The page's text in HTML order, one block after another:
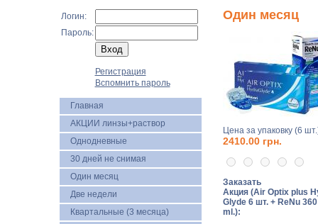
Логин:
Пароль:
Регистрация
Вспомнить пароль
Главная
АКЦИИ линзы+раствор
Однодневные
30 дней не снимая
Один месяц
Две недели
Квартальные (3 месяца)
Один месяц
Цена за упаковку (6
2410.00 грн.
Заказать
Акция (Air Optix plus
Glyde 6 шт. + ReNu 360
ml.):